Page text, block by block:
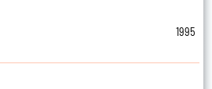
1995